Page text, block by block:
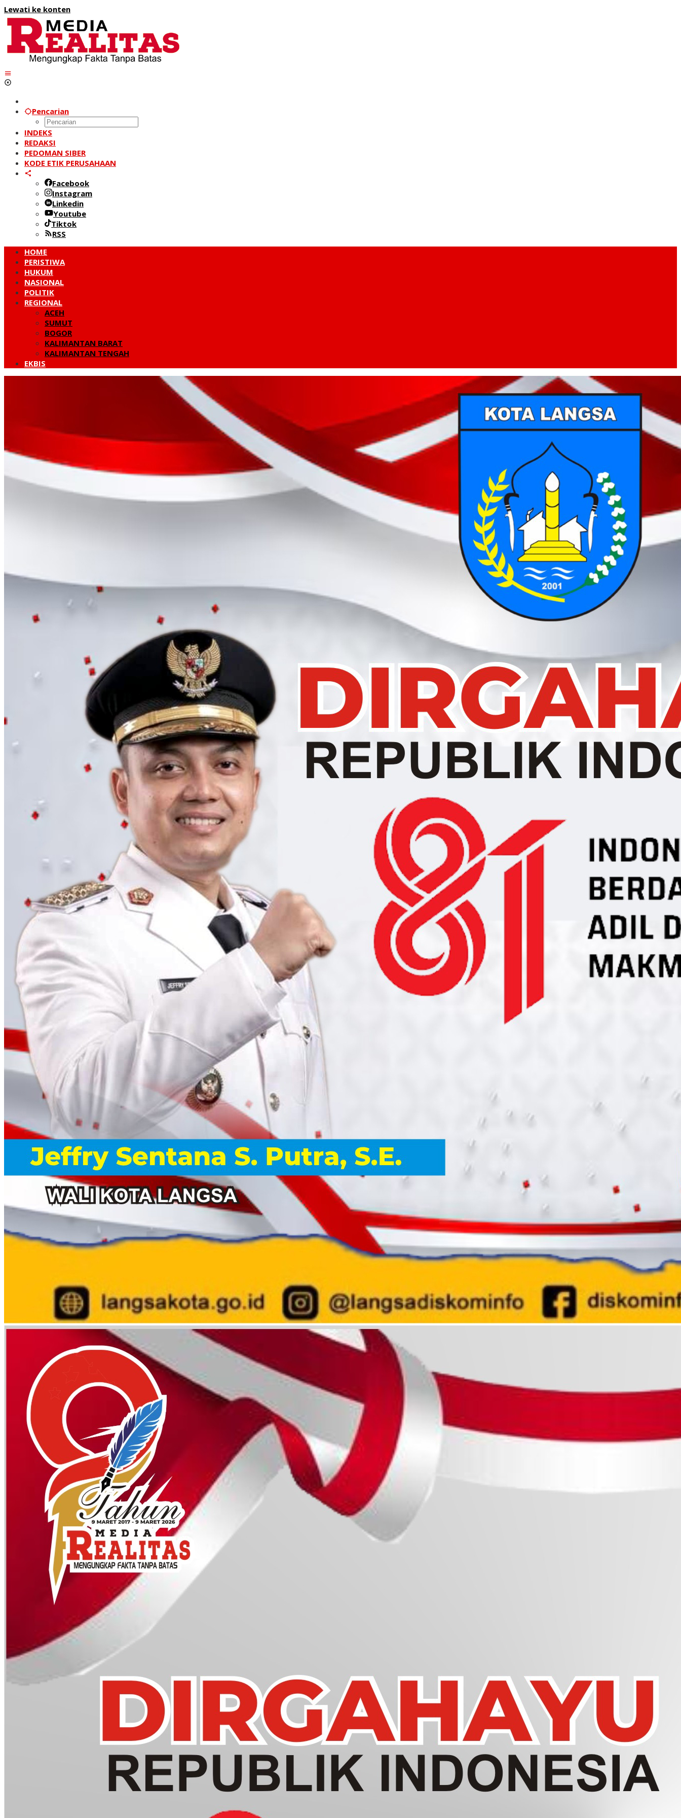
Lewati ke konten
Pencarian
INDEKS
REDAKSI
PEDOMAN SIBER
KODE ETIK PERUSAHAAN
Facebook
Instagram
Linkedin
Youtube
Tiktok
RSS
HOME
PERISTIWA
HUKUM
NASIONAL
POLITIK
REGIONAL
ACEH
SUMUT
BOGOR
KALIMANTAN BARAT
KALIMANTAN TENGAH
EKBIS